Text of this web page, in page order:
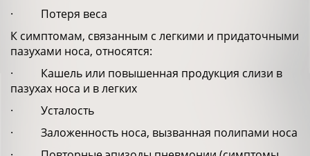
· Потеря веса
К симптомам, связанным с легкими и придаточными
пазухами носа, относятся:
· Кашель или повышенная продукция слизи в
пазухах носа и в легких
· Усталость
· Заложенность носа, вызванная полипами носа